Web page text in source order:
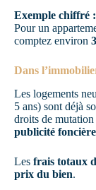
Exemple chiffré :
Pour un
comptez environ
Dans
Les logements
5 ans) sont déjà
droits de
publicité
Les frais totaux
prix du bien.